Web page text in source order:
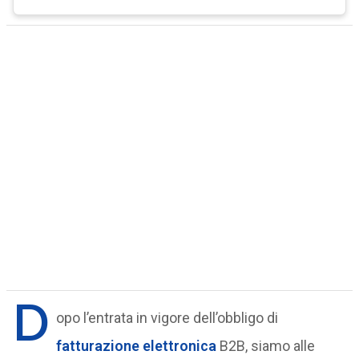
D opo l’entrata in vigore dell’obbligo di
fatturazione elettronica B2B, siamo alle